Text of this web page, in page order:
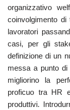
organizzativo
coinvolgimento
lavoratori
casi, per gli
definizione di un
messa a punto
migliorino la
proficuo tra HR
produttivi.